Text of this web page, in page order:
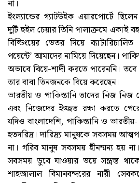
না।
ইংল্যান্ডের গ্যাটউইক এয়ারপোর্টে
দুটি হুইল চেয়ার তিনি পালাক্রমে একাই
বিল্ডিংয়ের ভেতর দিয়ে
পয়েন্টে’ আমাদের নামিয়ে দিয়েছেন।
অভাবে বিয়ে-শাদী করতে পারেননি।
তার বাবা তিনজনকে বিয়ে করেছেন।
ভারতীয় ও পাকিস্তানি তাদের নিজ নিজ
এবং নিজেদের ইজ্জত রক্ষা করতে
যদিও বাংলাদেশি, পাকিস্তানি ও
হতদরিদ্র। দারিদ্র্য মানুষকে সবসময়
না। গরিব মানুষ সবসময় হীনম্মন্য হয়
সবসময় ডুবে যাওয়ার ভয়ে সন্ত্রস্ত
শাহজালাল বিমানবন্দরের নারী